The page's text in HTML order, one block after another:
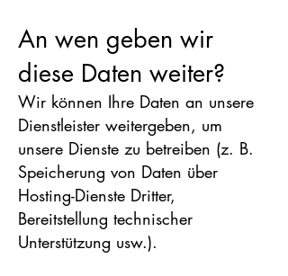
An wen geben wir
diese Daten weiter?
Wir können Ihre Daten an unsere
Dienstleister weitergeben, um
unsere Dienste zu betreiben (z. B.
Speicherung von Daten über
Hosting-Dienste Dritter,
Bereitstellung technischer
Unterstützung usw.).